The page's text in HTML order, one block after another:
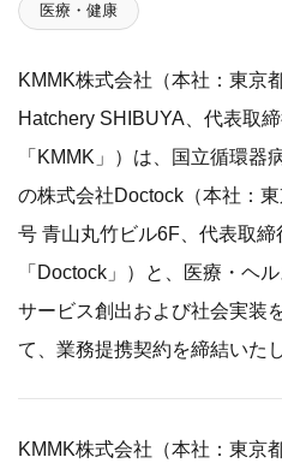
医療・健康
KMMK株式会社（本社：東京
Hatchery SHIBUYA、代表取
「KMMK」）は、国立循環器
の株式会社Doctock（本社：
号 青山丸竹ビル6F、代表取
「Doctock」）と、医療・ヘ
サービス創出および社会実装
て、業務提携契約を締結いた
KMMK株式会社（本社：東京